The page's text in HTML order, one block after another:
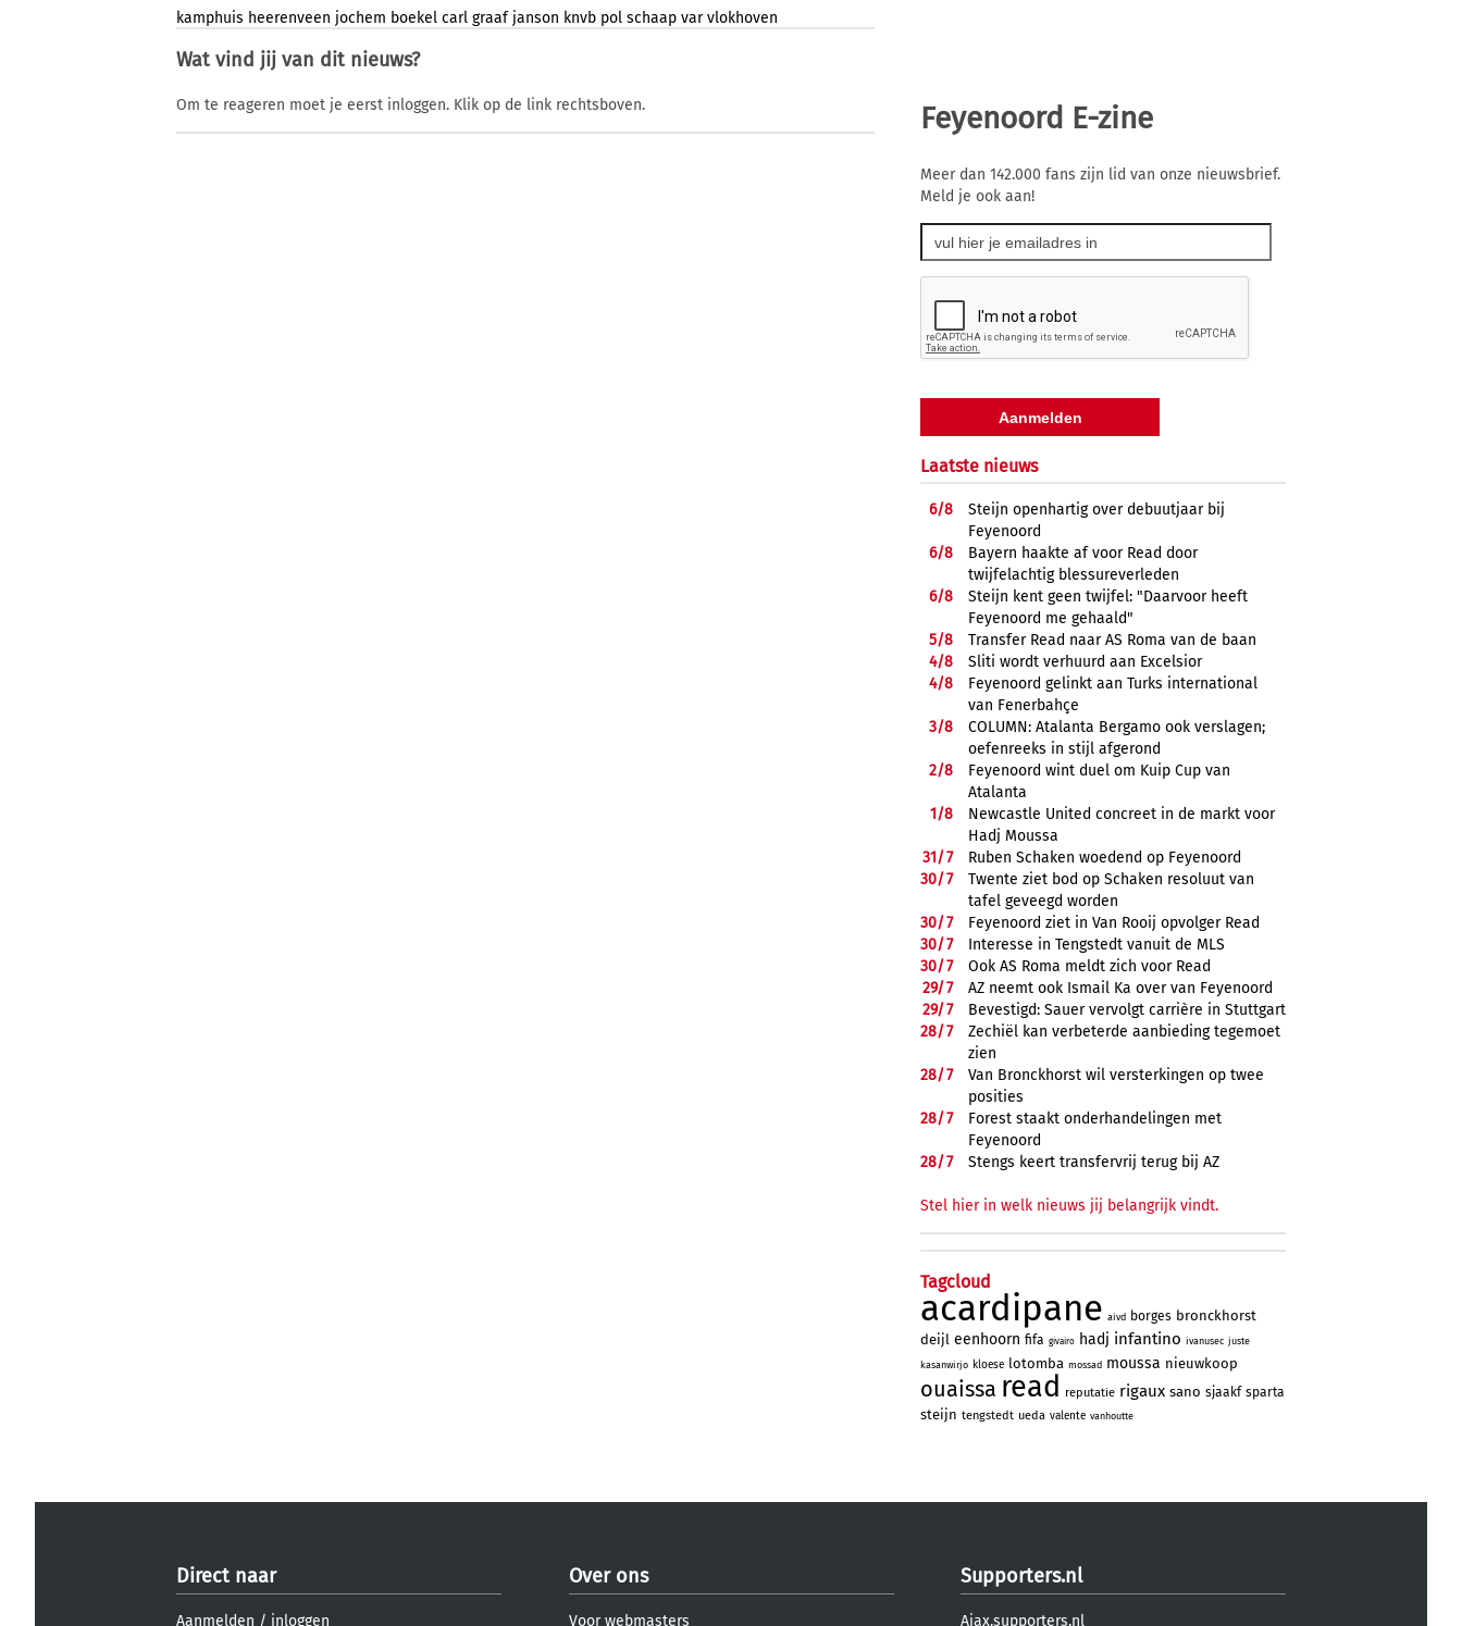
kamphuis heerenveen jochem boekel carl graaf janson knvb pol schaap var vlokhoven
Wat vind jij van dit nieuws?
Om te reageren moet je eerst inloggen. Klik op de link rechtsboven. Feyenoord E-zine
Meer dan 142.000 fans zijn lid van onze nieuwsbrief.
Meld je ook aan!
Laatste nieuws
6/8
Steijn openhartig over debuutjaar bij
Feyenoord
6/8
Bayern haakte af voor Read door
twijfelachtig blessureverleden
6/8
Steijn kent geen twijfel: "Daarvoor heeft
Feyenoord me gehaald"
5/8
Transfer Read naar AS Roma van de baan
4/8
Sliti wordt verhuurd aan Excelsior
4/8
Feyenoord gelinkt aan Turks international
van Fenerbahçe
3/8
COLUMN: Atalanta Bergamo ook verslagen;
oefenreeks in stijl afgerond
2/8
Feyenoord wint duel om Kuip Cup van
Atalanta
1/8
Newcastle United concreet in de markt voor
Hadj Moussa
31/7
Ruben Schaken woedend op Feyenoord
30/7
Twente ziet bod op Schaken resoluut van
tafel geveegd worden
30/7
Feyenoord ziet in Van Rooij opvolger Read
30/7
Interesse in Tengstedt vanuit de MLS
30/7
Ook AS Roma meldt zich voor Read
29/7
AZ neemt ook Ismail Ka over van Feyenoord
29/7
Bevestigd: Sauer vervolgt carrière in Stuttgart
28/7
Zechiël kan verbeterde aanbieding tegemoet
zien
28/7
Van Bronckhorst wil versterkingen op twee
posities
28/7
Forest staakt onderhandelingen met
Feyenoord
28/7 Stengs keert transfervrij terug bij AZ
Stel hier in welk nieuws jij belangrijk vindt.
Tagcloud
acardipane aivd borges bronckhorst
deijl eenhoorn fifa givairo hadj infantino ivanusec juste
kasanwirjo kloese lotomba mossad moussa nieuwkoop
ouaissa read reputatie rigaux sano sjaakf sparta
steijn tengstedt ueda valente vanhoutte
Direct naar
Aanmelden / inloggen
Over ons
Voor webmasters
Supporters.nl
Ajax.supporters.nl